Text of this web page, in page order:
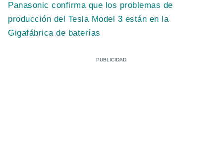
Panasonic confirma que los problemas de
producción del Tesla Model 3 están en la
Gigafábrica de baterías